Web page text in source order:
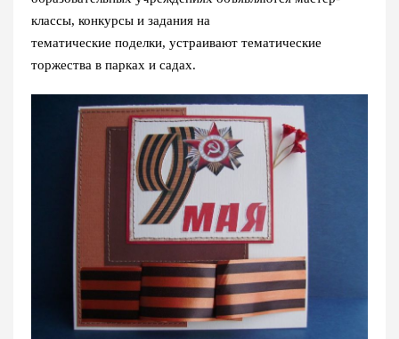
классы, конкурсы и задания на
тематические поделки, устраивают тематические
торжества в парках и садах.